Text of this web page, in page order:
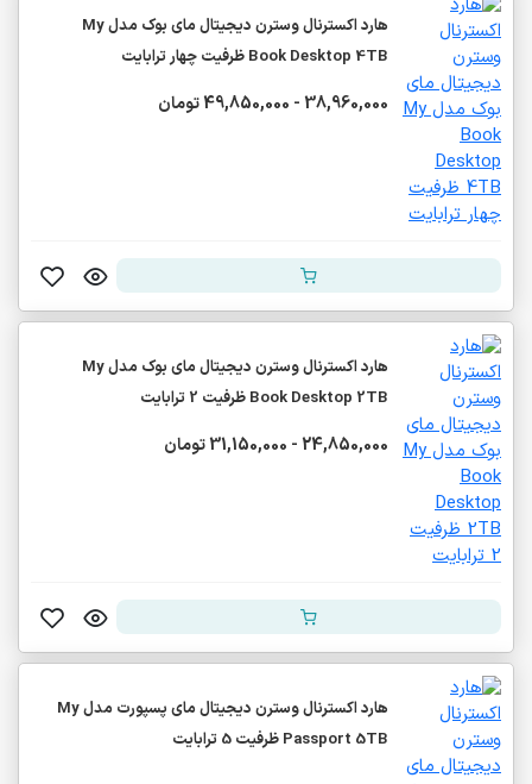
هارد اکسترنال وسترن دیجیتال مای بوک مدل My
Book Desktop 4TB ظرفیت چهار ترابایت
38,960,000 - 49,850,000 تومان
هارد اکسترنال وسترن دیجیتال مای بوک مدل My
Book Desktop 2TB ظرفیت 2 ترابایت
24,850,000 - 31,150,000 تومان
هارد اکسترنال وسترن دیجیتال مای پسپورت مدل My
Passport 5TB ظرفیت 5 ترابایت